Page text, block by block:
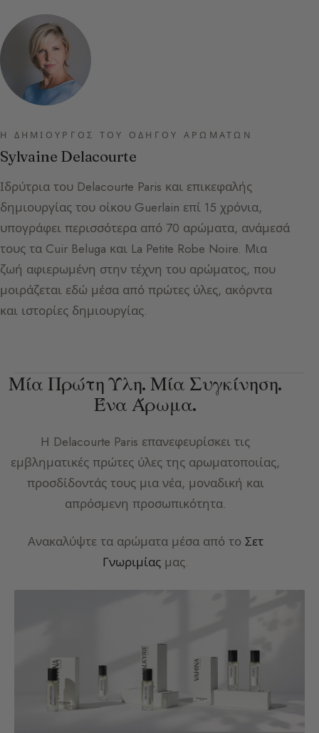
Η ΔΗΜΙΟΥΡΓΌΣ ΤΟΥ ΟΔΗΓΟΎ ΑΡΩΜΆΤΩΝ
Sylvaine Delacourte
Ιδρύτρια του Delacourte Paris και επικεφαλής
δημιουργίας του οίκου Guerlain επί 15 χρόνια,
υπογράφει περισσότερα από 70 αρώματα, ανάμεσά
τους τα Cuir Beluga και La Petite Robe Noire. Μια
ζωή αφιερωμένη στην τέχνη του αρώματος, που
μοιράζεται εδώ μέσα από πρώτες ύλες, ακόρντα
και ιστορίες δημιουργίας.
Μία Πρώτη Ύλη. Μία Συγκίνηση.
Ένα Άρωμα.
Η Delacourte Paris επανεφευρίσκει τις
εμβληματικές πρώτες ύλες της αρωματοποιίας,
προσδίδοντάς τους μια νέα, μοναδική και
απρόσμενη προσωπικότητα.
Ανακαλύψτε τα αρώματα μέσα από το Σετ
Γνωριμίαςμας.